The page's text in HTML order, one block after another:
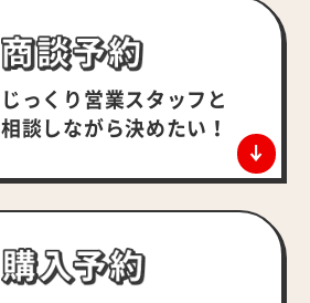
じっくり営業スタッフと
相談しながら決めたい！